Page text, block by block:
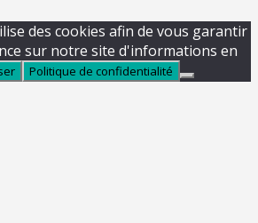
des cookies afin de vous garantir
sur notre site d'informations en
Politique de confidentialité